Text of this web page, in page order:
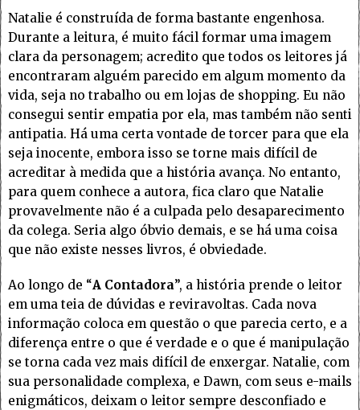
Natalie é construída de forma bastante engenhosa.
Durante a leitura, é muito fácil formar uma imagem
clara da personagem; acredito que todos os leitores já
encontraram alguém parecido em algum momento da
vida, seja no trabalho ou em lojas de shopping. Eu não
consegui sentir empatia por ela, mas também não senti
antipatia. Há uma certa vontade de torcer para que ela
seja inocente, embora isso se torne mais difícil de
acreditar à medida que a história avança. No entanto,
para quem conhece a autora, fica claro que Natalie
provavelmente não é a culpada pelo desaparecimento
da colega. Seria algo óbvio demais, e se há uma coisa
que não existe nesses livros, é obviedade.
Ao longo de “A Contadora”, a história prende o leitor
em uma teia de dúvidas e reviravoltas. Cada nova
informação coloca em questão o que parecia certo, e a
diferença entre o que é verdade e o que é manipulação
se torna cada vez mais difícil de enxergar. Natalie, com
sua personalidade complexa, e Dawn, com seus e-mails
enigmáticos, deixam o leitor sempre desconfiado e